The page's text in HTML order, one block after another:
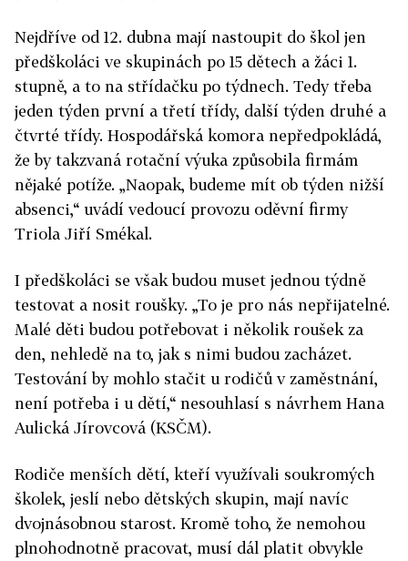
Nejdříve od 12. dubna mají nastoupit do škol jen
předškoláci ve skupinách po 15 dětech a žáci 1.
stupně, a to na střídačku po týdnech. Tedy třeba
jeden týden první a třetí třídy, další týden druhé a
čtvrté třídy. Hospodářská komora nepředpokládá,
že by takzvaná rotační výuka způsobila firmám
nějaké potíže. „Naopak, budeme mít ob týden nižší
absenci,“ uvádí vedoucí provozu oděvní firmy
Triola Jiří Smékal.
I předškoláci se však budou muset jednou týdně
testovat a nosit roušky. „To je pro nás nepřijatelné.
Malé děti budou potřebovat i několik roušek za
den, nehledě na to, jak s nimi budou zacházet.
Testování by mohlo stačit u rodičů v zaměstnání,
není potřeba i u dětí,“ nesouhlasí s návrhem Hana
Aulická Jírovcová (KSČM).
Rodiče menších dětí, kteří využívali soukromých
školek, jeslí nebo dětských skupin, mají navíc
dvojnásobnou starost. Kromě toho, že nemohou
plnohodnotně pracovat, musí dál platit obvykle